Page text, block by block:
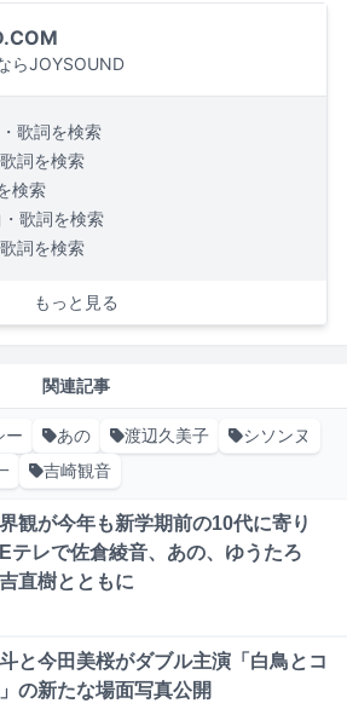
らJOYSOUND
歌詞を検索
詞を検索
検索
歌詞を検索
詞を検索
もっと見る
関連記事
ー あの 渡辺久美子
シソンヌ
吉崎観音
観が今年も新学期前の10代に寄り
レで佐倉綾音、あの、ゆうたろ
直樹とともに
と今田美桜がダブル主演「白鳥とコ
の新たな場面写真公開